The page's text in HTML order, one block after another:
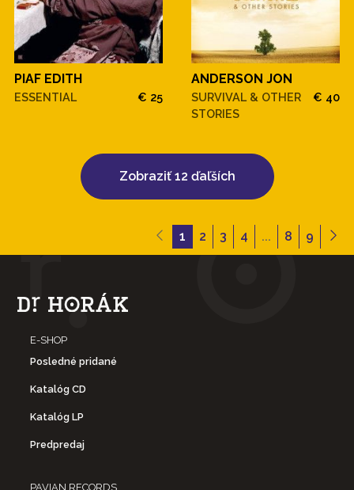
PIAF EDITH
ESSENTIAL € 25
ANDERSON JON
SURVIVAL & OTHER
STORIES
€ 40
Zobraziť 12 ďaľších
1 2 3 4 ... 8 9
E-SHOP
Posledné pridané
Katalóg CD
Katalóg LP
Predpredaj
PAVIAN RECORDS